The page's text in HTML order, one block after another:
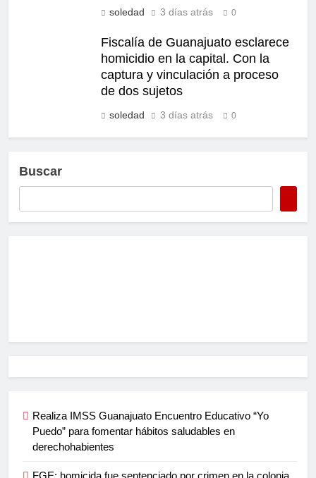
soledad 3 días atrás 0
Fiscalía de Guanajuato esclarece
homicidio en la capital. Con la
captura y vinculación a proceso
de dos sujetos
soledad 3 días atrás 0
Buscar
Realiza IMSS Guanajuato Encuentro Educativo “Yo
Puedo” para fomentar hábitos saludables en
derechohabientes
FGE: homicida fue sentenciado por crimen en la colonia